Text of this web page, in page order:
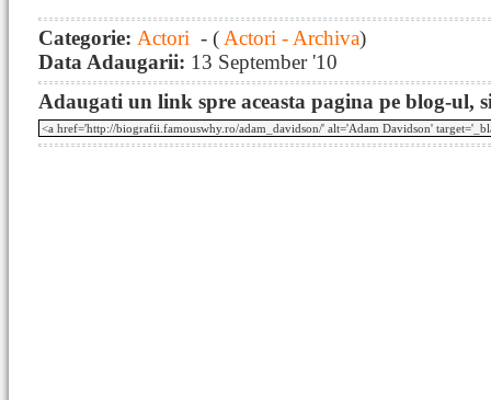
Categorie: Actori - ( Actori - Archiva)
Data Adaugarii: 13 September '10
Adaugati un link spre aceasta pagina pe blog-ul,